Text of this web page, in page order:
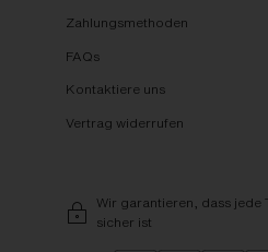
Zahlungsmethoden
FAQs
Kontaktiere uns
Vertrag widerrufen
Wir garantieren, dass jede
sicher ist